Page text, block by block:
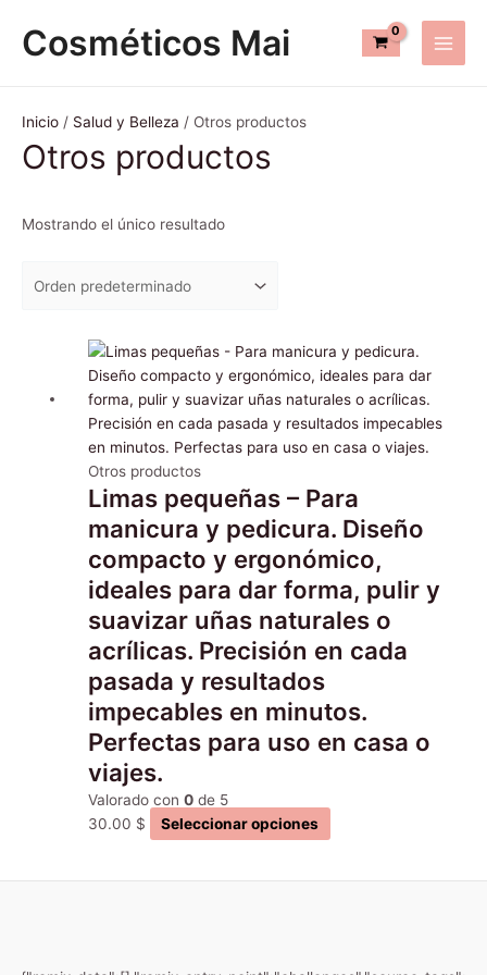
contenido
Cosméticos Mai
Main
Inicio / Salud y Belleza / Otros productos
Otros productos
Mostrando el único resultado
Otros productos
Limas pequeñas – Para
manicura y pedicura. Diseño
compacto y ergonómico,
ideales para dar forma, pulir y
suavizar uñas naturales o
acrílicas. Precisión en cada
pasada y resultados
impecables en minutos.
Perfectas para uso en casa o
viajes.
Valorado con0 de 5
30.00 $ Seleccionar opciones
Este
producto
tiene
múltiples
variantes.
opciones
se
pueden
elegir
en
la
de